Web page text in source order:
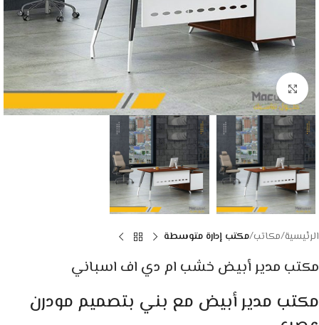
Click to enlarge
الرئيسية مكاتب مكتب إدارة متوسطة
مكتب مدير أبيض خشب ام دي اف اسباني
مكتب مدير أبيض مع بني بتصميم مودرن